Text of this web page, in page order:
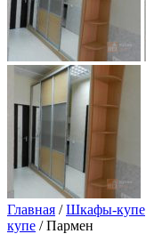
Главная /Шкафы-купе
купе / Пармен